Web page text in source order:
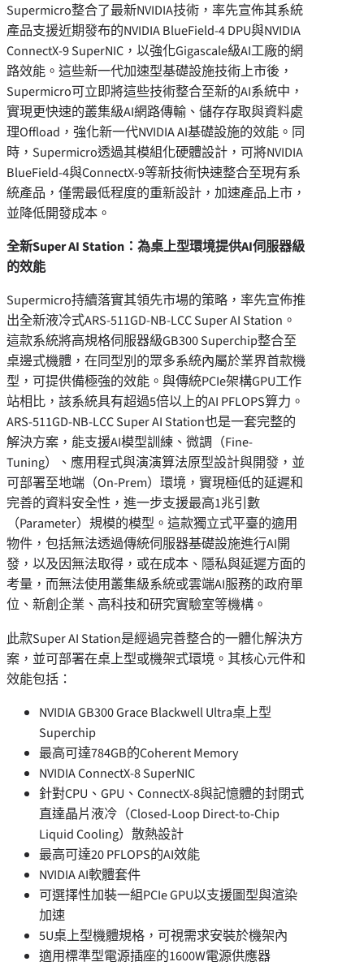
Supermicro整合了最新NVIDIA技術，率先宣佈其系統
產品支援近期發布的NVIDIA BlueField-4 DPU與NVIDIA
ConnectX-9 SuperNIC，以強化Gigascale級AI工廠的網
路效能。這些新一代加速型基礎設施技術上市後，
Supermicro可立即將這些技術整合至新的AI系統中，
實現更快速的叢集級AI網路傳輸、儲存存取與資料處
理Offload，強化新一代NVIDIA AI基礎設施的效能。同
時，Supermicro透過其模組化硬體設計，可將NVIDIA
BlueField-4與ConnectX-9等新技術快速整合至現有系
統產品，僅需最低程度的重新設計，加速產品上市，
並降低開發成本。
全新Super AI Station ：為桌上型環境提供AI伺服器級
的效能
Supermicro持續落實其領先市場的策略，率先宣佈推
出全新液冷式ARS-511GD-NB-LCC Super AI Station。
這款系統將高規格伺服器級GB300 Superchip整合至
桌邊式機體，在同型別的眾多系統內屬於業界首款機
型，可提供備極強的效能。與傳統PCIe架構GPU工作
站相比，該系統具有超過5倍以上的AI PFLOPS算力。
ARS-511GD-NB-LCC Super AI Station也是一套完整的
解決方案，能支援AI模型訓練、微調（Fine-
Tuning）、應用程式與演演算法原型設計與開發，並
可部署至地端（On-Prem）環境，實現極低的延遲和
完善的資料安全性，進一步支援最高1兆引數
（Parameter）規模的模型。這款獨立式平臺的適用
物件，包括無法透過傳統伺服器基礎設施進行AI開
發，以及因無法取得，或在成本、隱私與延遲方面的
考量，而無法使用叢集級系統或雲端AI服務的政府單
位、新創企業、高科技和研究實驗室等機構。
此款Super AI Station是經過完善整合的一體化解決方
案，並可部署在桌上型或機架式環境。其核心元件和
效能包括：
NVIDIA GB300 Grace Blackwell Ultra桌上型
Superchip
最高可達784GB的Coherent Memory
NVIDIA ConnectX-8 SuperNIC
針對CPU、GPU、ConnectX-8與記憶體的封閉式
直達晶片液冷（Closed-Loop Direct-to-Chip
Liquid Cooling）散熱設計
最高可達20 PFLOPS的AI效能
NVIDIA AI軟體套件
可選擇性加裝一組PCIe GPU以支援圖型與渲染
加速
5U桌上型機體規格，可視需求安裝於機架內
適用標準型電源插座的1600W電源供應器